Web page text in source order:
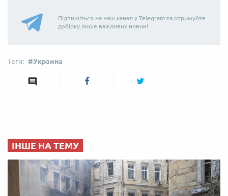
Підпишіться на наш канал у Telegram та отримуйте
добірку лише важливих новин!
Украина
ІНШЕ НА ТЕМУ